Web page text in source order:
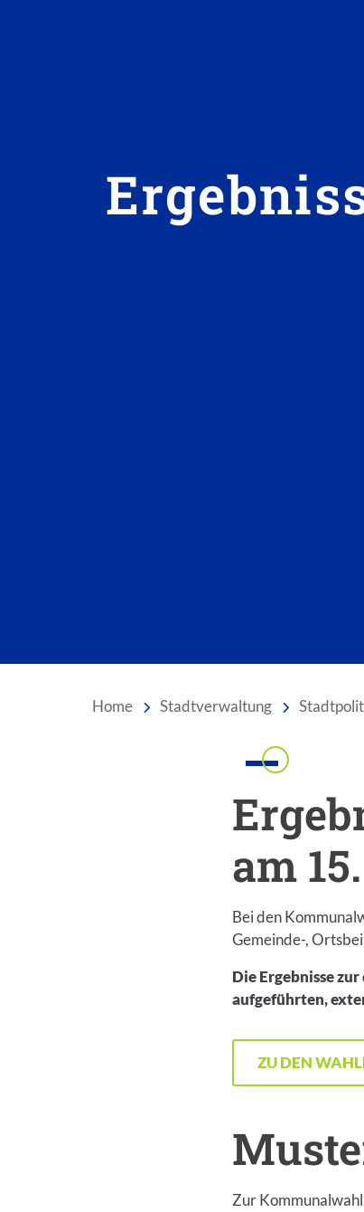
Home Stadtverwaltung
Einleitung
am
Bei den
Gemeinde-,
Die Ergebnisse
aufgeführten,
ZU DEN
Einleitung
Zur